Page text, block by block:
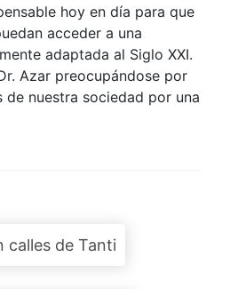
hoy en día para que
acceder a una
adaptada al Siglo XXI.
Azar preocupándose por
nuestra sociedad por una
calles de Tanti